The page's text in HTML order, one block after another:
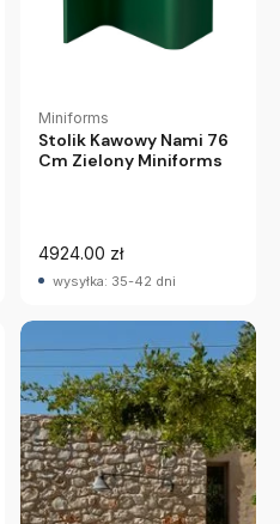
Miniforms
Stolik Kawowy Nami 76
Cm Zielony Miniforms
4924.00 zł
wysyłka: 35-42 dni